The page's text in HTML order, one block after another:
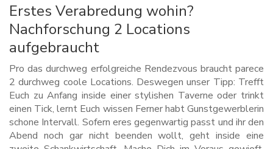
Erstes Verabredung wohin?
Nachforschung 2 Locations
aufgebraucht
Pro das durchweg erfolgreiche Rendezvous braucht parece
2 durchweg coole Locations. Deswegen unser Tipp: Trefft
Euch zu Anfang inside einer stylishen Taverne oder trinkt
einen Tick, lernt Euch wissen Ferner habt Gunstgewerblerin
schone Intervall. Sofern eres gegenwartig passt und ihr den
Abend noch gar nicht beenden wollt, geht inside eine